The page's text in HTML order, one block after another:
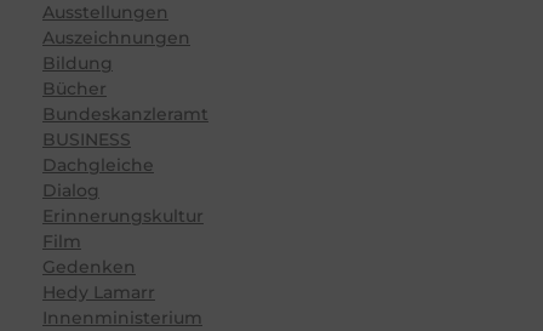
Ausstellungen
Auszeichnungen
Bildung
Bücher
Bundeskanzleramt
BUSINESS
Dachgleiche
Dialog
Erinnerungskultur
Film
Gedenken
Hedy Lamarr
Innenministerium